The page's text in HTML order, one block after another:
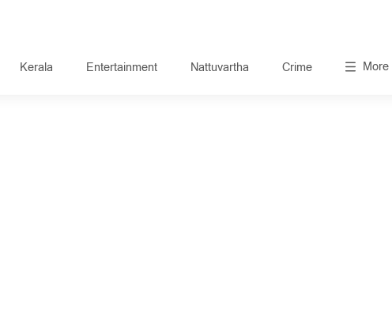
Kerala Entertainment Nattuvartha Crime More